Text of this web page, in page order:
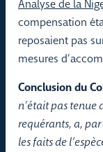
Analyse de la
compensation
reposaient pas
mesures
Conclusion du
n’était pas tenue
requérants, a,
les faits de